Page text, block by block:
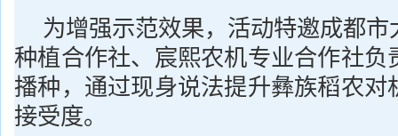
为增强示范效果，活动特邀成都
种植合作社、宸熙农机专业合作社负
播种，通过现身说法提升彝族稻农对
接受度。